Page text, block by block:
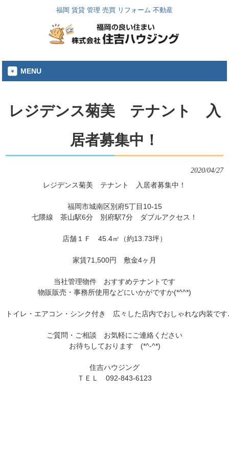
福岡 賃貸 管理 売買 リフォーム 不動産
MENU
レジデンス菊美 テナント 入
居者募集中！
2020/04/27
福岡市城南区別府5丁目10-15
七隈線　茶山駅6分　別府駅7分　ダブルアクセス！
店舗１Ｆ　45.4㎡（約13.73坪）
家賃71,500円　敷金4ヶ月
当社管理物件　おすすめテナントです
物販販売・事務所使用などにいかがですか(*^^*)
トイレ・エアコン・シンク付き　広々した店内でおしゃれな内装です
ご質問・ご相談　お気軽にご連絡ください
お待ちしております　(*^-^*)
住吉ハウジング
ＴＥＬ　092-843-6123